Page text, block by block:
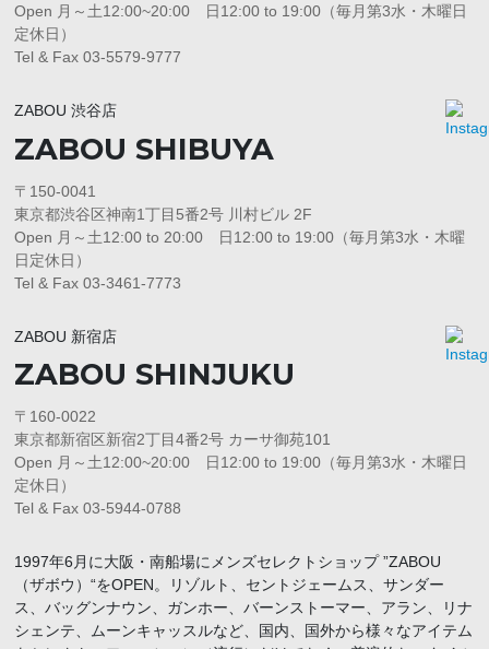
Open 月～土12:00~20:00 日12:00 to 19:00（毎月第3水・木曜日
定休日）
Tel & Fax 03-5579-9777
ZABOU 渋谷店
ZABOU SHIBUYA
〒150-0041
東京都渋谷区神南1丁目5番2号 川村ビル 2F
Open 月～土12:00 to 20:00 日12:00 to 19:00（毎月第3水・木曜
日定休日）
Tel & Fax 03-3461-7773
ZABOU 新宿店
ZABOU SHINJUKU
〒160-0022
東京都新宿区新宿2丁目4番2号 カーサ御苑101
Open 月～土12:00~20:00 日12:00 to 19:00（毎月第3水・木曜日
定休日）
Tel & Fax 03-5944-0788
1997年6月に大阪・南船場にメンズセレクトショップ ”ZABOU
（ザボウ）“をOPEN。リゾルト、セントジェームス、サンダー
ス、バッグンナウン、ガンホー、バーンストーマー、アラン、リナ
シェンテ、ムーンキャッスルなど、国内、国外から様々なアイテム